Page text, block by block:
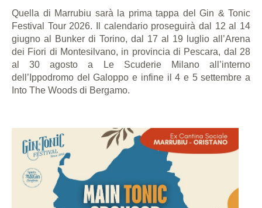
Quella di Marrubiu sarà la prima tappa del Gin & Tonic
Festival Tour 2026. Il calendario proseguirà dal 12 al 14
giugno al Bunker di Torino, dal 17 al 19 luglio all’Arena
dei Fiori di Montesilvano, in provincia di Pescara, dal 28
al 30 agosto a Le Scuderie Milano all’interno
dell’Ippodromo del Galoppo e infine il 4 e 5 settembre a
Into The Woods di Bergamo.